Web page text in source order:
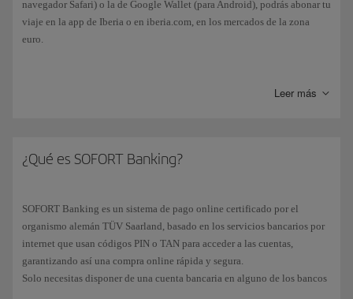
navegador Safari) o la de Google Wallet (para Android), podrás abonar tu
viaje en la app de Iberia o en iberia.com, en los mercados de la zona
euro.
Mastercard o AMEX) y el pago se efectuará automáticamente, aunque es
Leer más
¿Qué es SOFORT Banking?
SOFORT Banking es un sistema de pago online certificado por el
organismo alemán TÜV Saarland, basado en los servicios bancarios por
internet que usan códigos PIN o TAN para acceder a las cuentas,
garantizando así una compra online rápida y segura.
Solo necesitas disponer de una cuenta bancaria en alguno de los bancos